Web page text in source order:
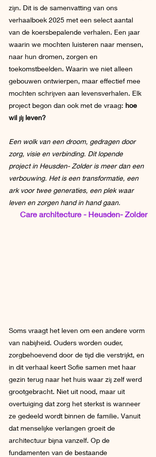
zijn. Dit is de samenvatting van ons
verhaalboek 2025 met een select aantal
van de koersbepalende verhalen. Een jaar
waarin we mochten luisteren naar mensen,
naar hun dromen, zorgen en
toekomstbeelden. Waarin we niet alleen
gebouwen ontwierpen, maar effectief mee
mochten schrijven aan levensverhalen. Elk
project begon dan ook met de vraag: hoe
wil jij leven?
Een wolk van een droom, gedragen door
zorg, visie en verbinding. Dit lopende
project in Heusden- Zolder is meer dan een
verbouwing. Het is een transformatie, een
ark voor twee generaties, een plek waar
leven en zorgen hand in hand gaan.
Care architecture - Heusden- Zolder
Soms vraagt het leven om een andere vorm
van nabijheid. Ouders worden ouder,
zorgbehoevend door de tijd die verstrijkt, en
in dit verhaal keert Sofie samen met haar
gezin terug naar het huis waar zij zelf werd
grootgebracht. Niet uit nood, maar uit
overtuiging dat zorg het sterkst is wanneer
ze gedeeld wordt binnen de familie. Vanuit
dat menselijke verlangen groeit de
architectuur bijna vanzelf. Op de
fundamenten van de bestaande